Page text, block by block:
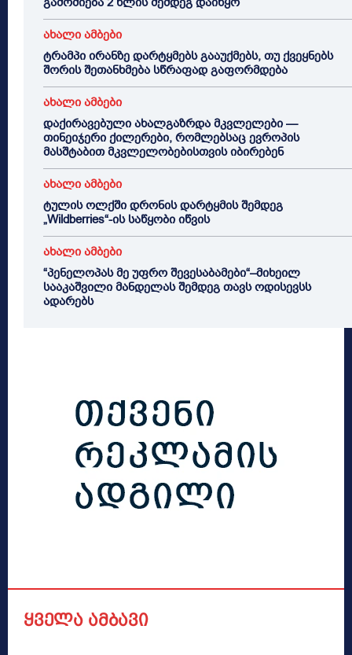
ახალი ამბები
ტრამპი ირანზე დარტყმებს გააუქმებს, თუ ქვეყნებს
შორის შეთანხმება სწრაფად გაფორმდება
ახალი ამბები
დაქირავებული ახალგაზრდა მკვლელები —
თინეიჯერი ქილერები, რომლებსაც ევროპის
მასშტაბით მკვლელობებისთვის იბირებენ
ახალი ამბები
ტულის ოლქში დრონის დარტყმის შემდეგ
„Wildberries“-ის საწყობი იწვის
ახალი ამბები
“პენელოპას მე უფრო შევესაბამები“–მიხეილ
სააკაშვილი მანდელას შემდეგ თავს ოდისევსს
ადარებს
ყველა ამბავი